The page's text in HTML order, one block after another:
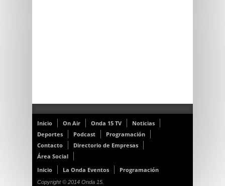
Inicio On Air Onda 15 TV
Noticias
Deportes
Podcast
Programación
Contacto
Directorio de Empresas
Área Social
Inicio
La Onda Eventos Programación
Copyright © 2014 Onda 15.